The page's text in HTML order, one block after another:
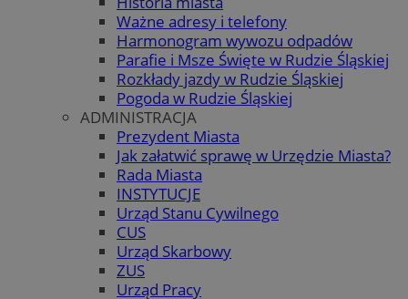
Ważne adresy i telefony
Harmonogram wywozu odpadów
Parafie i Msze Święte w Rudzie Śląskiej
Rozkłady jazdy w Rudzie Śląskiej
Pogoda w Rudzie Śląskiej
ADMINISTRACJA
Prezydent Miasta
Jak załatwić sprawę w Urzędzie Miasta?
Rada Miasta
INSTYTUCJE
Urząd Stanu Cywilnego
CUS
Urząd Skarbowy
ZUS
Urząd Pracy